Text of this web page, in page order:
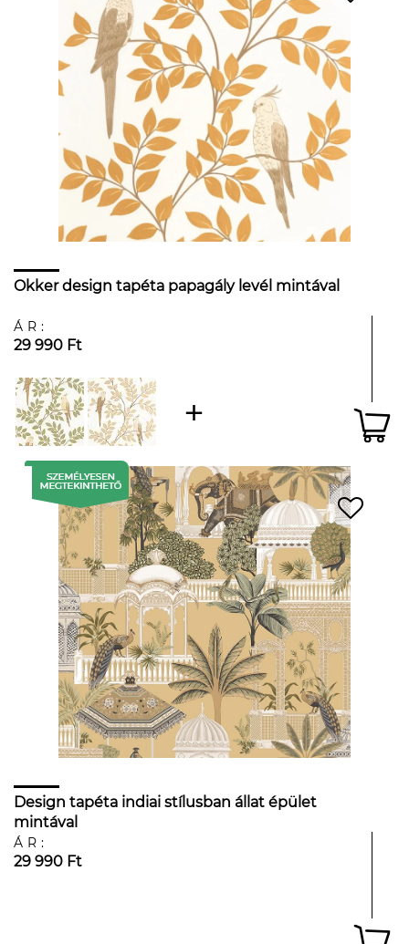
Okker design tapéta papagály levél mintával
ÁR:
29 990 Ft
Design tapéta indiai stílusban állat épület
mintával
ÁR:
29 990 Ft